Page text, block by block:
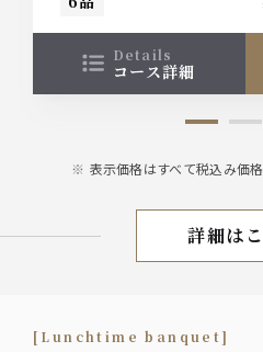
details
コース詳細
表示価格はすべて税込み価格
詳細は
[Lunchtime banquet]